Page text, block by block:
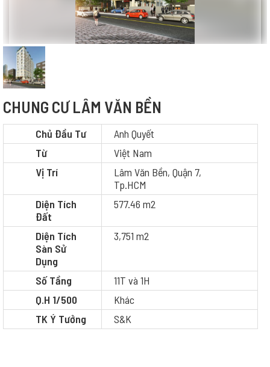
CHUNG CƯ LÂM VĂN BỀN
Chủ Đầu Tư
Anh Quyết
Từ
Việt Nam
Vị Trí
Lâm Văn Bền, Quận 7,
Tp.HCM
Diện Tích
Đất
577.46 m2
Diện Tích
Sàn Sử
Dụng
3,751 m2
Số Tầng
11T và 1H
Q.H 1/500
Khác
TK Ý Tưởng
S&K